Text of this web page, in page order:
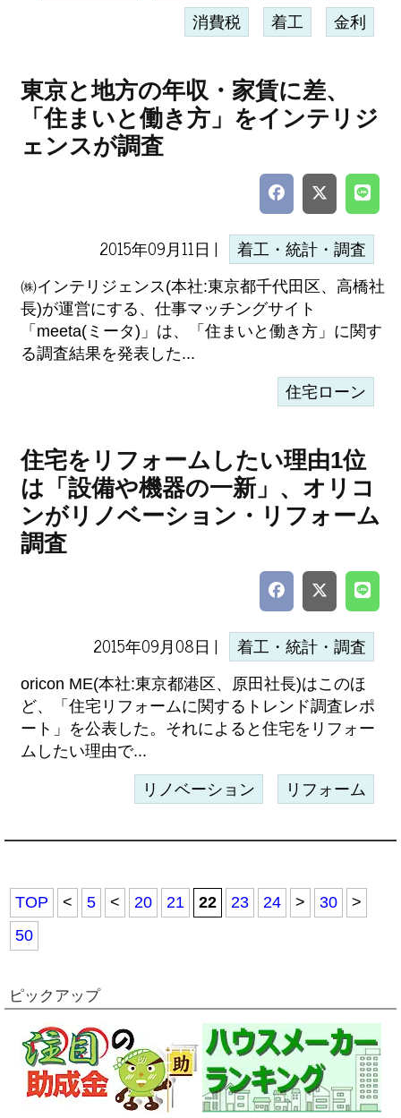
消費税 着工 金利
東京と地方の年収・家賃に差、
「住まいと働き方」をインテリジ
ェンスが調査
2015年09月11日 | 着工・統計・調査
㈱インテリジェンス(本社:東京都千代田区、高橋社
長)が運営にする、仕事マッチングサイト
「meeta(ミータ)」は、「住まいと働き方」に関す
る調査結果を発表した...
住宅ローン
住宅をリフォームしたい理由1位
は「設備や機器の一新」、オリコ
ンがリノベーション・リフォーム
調査
2015年09月08日 | 着工・統計・調査
oricon ME(本社:東京都港区、原田社長)はこのほ
ど、「住宅リフォームに関するトレンド調査レポ
ート」を公表した。それによると住宅をリフォー
ムしたい理由で...
リノベーション リフォーム
TOP < 5 < 20 21 22 23 24 > 30
>
50
ピックアップ